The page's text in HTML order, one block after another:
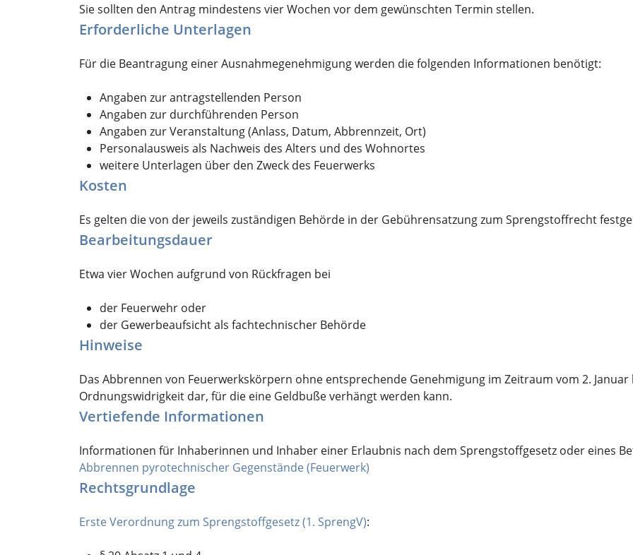
Sie sollten den Antrag mindestens vier Wochen vor dem gewünschten Termin stellen.
Erforderliche Unterlagen
Für die Beantragung einer Ausnahmegenehmigung werden die folgenden Informationen benötigt:
Angaben zur antragstellenden Person
Angaben zur durchführenden Person
Angaben zur Veranstaltung (Anlass, Datum, Abbrennzeit, Ort)
Personalausweis als Nachweis des Alters und des Wohnortes
weitere Unterlagen über den Zweck des Feuerwerks
Kosten
Es gelten die von der jeweils zuständigen Behörde in der Gebührensatzung zum Sprengstoffrecht
Bearbeitungsdauer
Etwa vier Wochen aufgrund von Rückfragen bei
der Feuerwehr oder
der Gewerbeaufsicht als fachtechnischer Behörde
Hinweise
Das Abbrennen von Feuerwerkskörpern ohne entsprechende Genehmigung im Zeitraum vom 2. Januar
Ordnungswidrigkeit dar, für die eine Geldbuße verhängt werden kann.
Vertiefende Informationen
Informationen für Inhaberinnen und Inhaber einer Erlaubnis nach dem Sprengstoffgesetz oder eines
Abbrennen pyrotechnischer Gegenstände (Feuerwerk)
Rechtsgrundlage
Erste Verordnung zum Sprengstoffgesetz (1. SprengV):